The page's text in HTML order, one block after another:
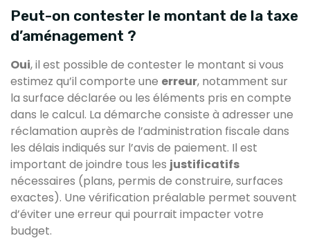
Peut-on contester le montant de la taxe
d’aménagement ?
Oui, il est possible de contester le montant si vous
estimez qu’il comporte une erreur, notamment sur
la surface déclarée ou les éléments pris en compte
dans le calcul. La démarche consiste à adresser une
réclamation auprès de l’administration fiscale dans
les délais indiqués sur l’avis de paiement. Il est
important de joindre tous les justificatifs
nécessaires (plans, permis de construire, surfaces
exactes). Une vérification préalable permet souvent
d’éviter une erreur qui pourrait impacter votre
budget.